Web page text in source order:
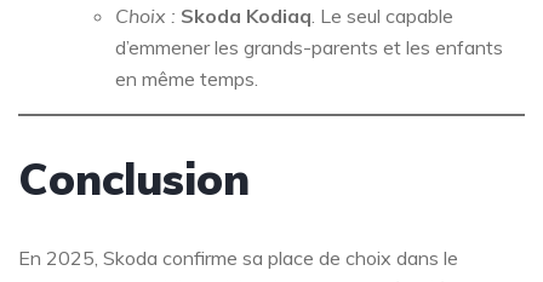
Choix : Skoda Kodiaq . Le seul capable
d’emmener les grands-parents et les enfants
en même temps.
Conclusion
En 2025, Skoda confirme sa place de choix dans le